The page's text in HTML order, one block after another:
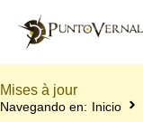
contenu
Mises à jour
Navegando en: Inicio